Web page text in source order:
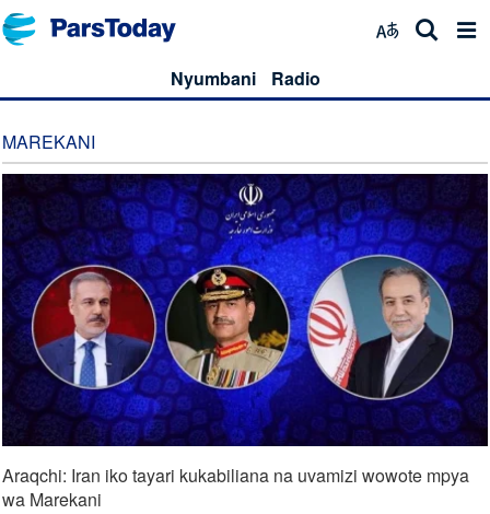
Nyumbani Radio
MAREKANI
Araqchi: Iran iko tayari kukabiliana na uvamizi wowote mpya
wa Marekani